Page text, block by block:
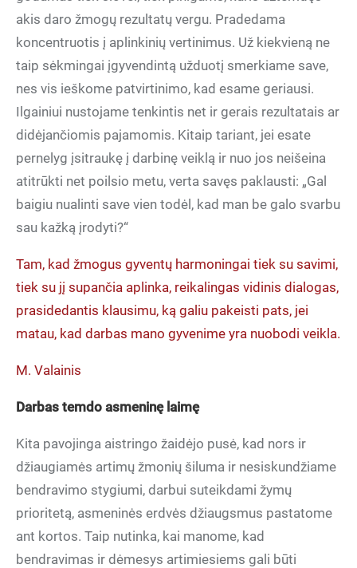
akis daro žmogų rezultatų vergu. Pradedama
koncentruotis į aplinkinių vertinimus. Už kiekvieną ne
taip sėkmingai įgyvendintą užduotį smerkiame save,
nes vis ieškome patvirtinimo, kad esame geriausi.
Ilgainiui nustojame tenkintis net ir gerais rezultatais ar
didėjančiomis pajamomis. Kitaip tariant, jei esate
pernelyg įsitraukę į darbinę veiklą ir nuo jos neišeina
atitrūkti net poilsio metu, verta savęs paklausti: „Gal
baigiu nualinti save vien todėl, kad man be galo svarbu
sau kažką įrodyti?“
Tam, kad žmogus gyventų harmoningai tiek su savimi,
tiek su jį supančia aplinka, reikalingas vidinis dialogas,
prasidedantis klausimu, ką galiu pakeisti pats, jei
matau, kad darbas mano gyvenime yra nuobodi veikla.
M. Valainis
Darbas temdo asmeninę laimę
Kita pavojinga aistringo žaidėjo pusė, kad nors ir
džiaugiamės artimų žmonių šiluma ir nesiskundžiame
bendravimo stygiumi, darbui suteikdami žymų
prioritetą, asmeninės erdvės džiaugsmus pastatome
ant kortos. Taip nutinka, kai manome, kad
bendravimas ir dėmesys artimiesiems gali būti